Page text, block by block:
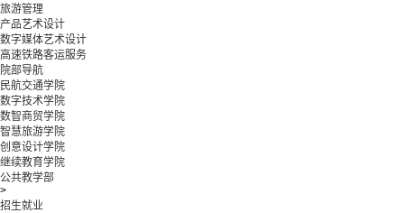
旅游管理
产品艺术设计
数字媒体艺术设计
高速铁路客运服务
院部导航
民航交通学院
数字技术学院
数智商贸学院
智慧旅游学院
创意设计学院
继续教育学院
公共教学部
>
招生就业